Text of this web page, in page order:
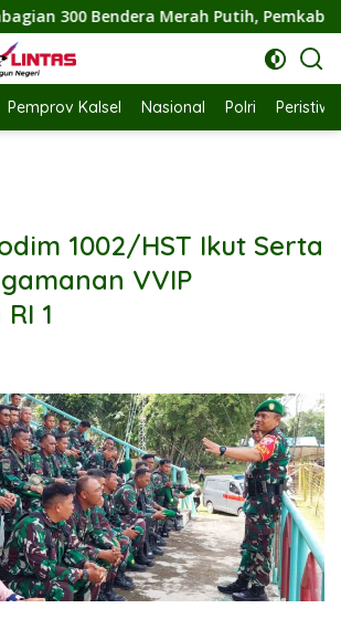
Pemkab Labuhanbatu Semarakkan
Pemprov Kalsel Nasional Polri
1002/HST Ikut Serta
VVIP
1